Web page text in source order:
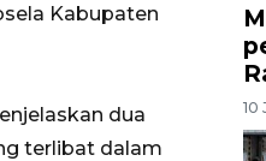
Kabupaten
dua
terlibat dalam
10